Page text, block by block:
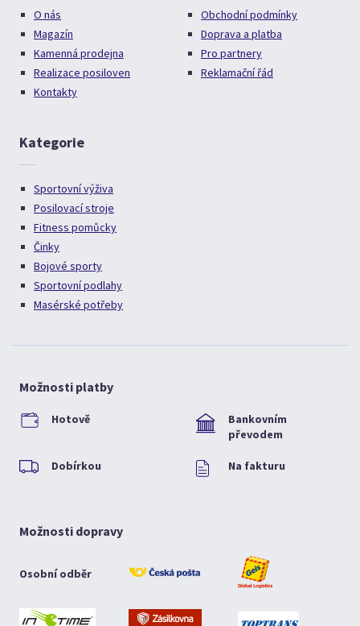
O nás
Magazín
Kamenná prodejna
Realizace posiloven
Kontakty
Obchodní podmínky
Doprava a platba
Pro partnery
Reklamační řád
Kategorie
Sportovní výživa
Posilovací stroje
Fitness pomůcky
Činky
Bojové sporty
Sportovní podlahy
Masérské potřeby
Možnosti platby
Hotově
Bankovním
převodem
Dobírkou Na fakturu
Možnosti dopravy
Osobní odběr